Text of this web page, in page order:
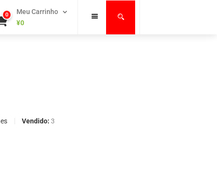
Meu Carrinho
0
¥0
Vendido: 3